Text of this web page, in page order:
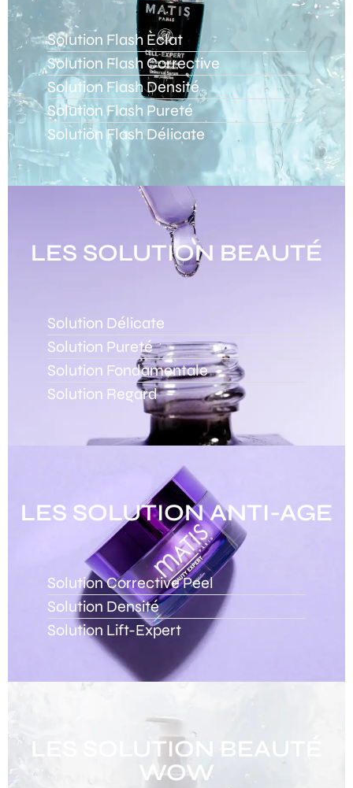
Solution Flash Èclat
Solution Flash Corrective
Solution Flash Densité
Solution Flash Pureté
Solution Flash Délicate
LES SOLUTION BEAUTÉ
Solution Délicate
Solution Pureté
Solution Fondamentale
Solution Regard
LES SOLUTION ANTI-AGE
Solution Corrective Peel
Solution Densité
Solution Lift-Expert
LES SOLUTION BEAUTÉ
WOW